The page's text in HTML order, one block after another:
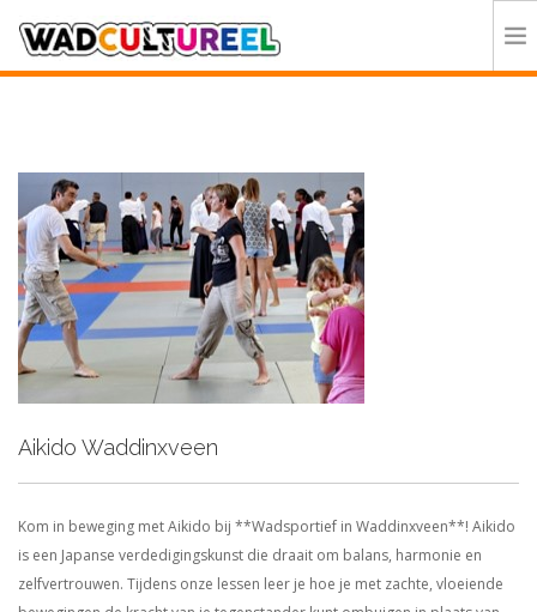
DEELNEMERS
DOE MEE
CONTACT
ORGANISATIE
Aikido Waddinxveen
Kom in beweging met Aikido bij **Wadsportief in Waddinxveen**! Aikido
is een Japanse verdedigingskunst die draait om balans, harmonie en
zelfvertrouwen. Tijdens onze lessen leer je hoe je met zachte, vloeiende